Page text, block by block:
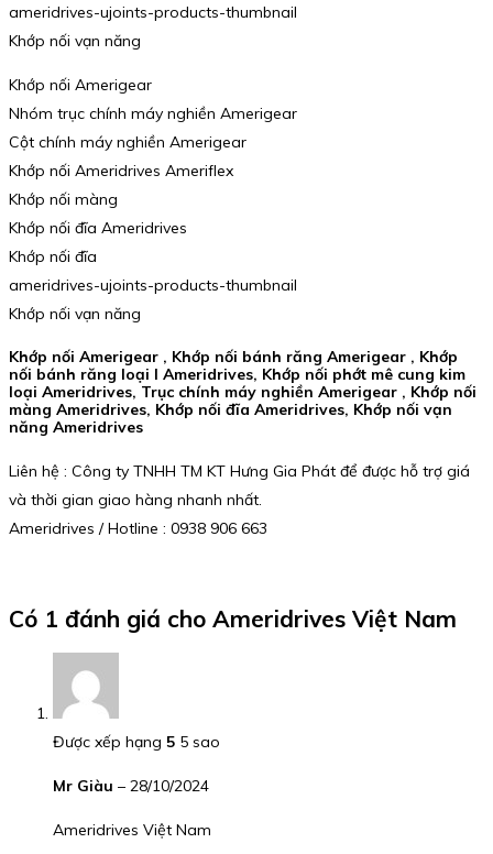
ameridrives-ujoints-products-thumbnail
Khớp nối vạn năng
Khớp nối Amerigear
Nhóm trục chính máy nghiền Amerigear
Cột chính máy nghiền Amerigear
Khớp nối Ameridrives Ameriflex
Khớp nối màng
Khớp nối đĩa Ameridrives
Khớp nối đĩa
ameridrives-ujoints-products-thumbnail
Khớp nối vạn năng
Khớp nối Amerigear , Khớp nối bánh răng Amerigear , Khớp
nối bánh răng loại I Ameridrives, Khớp nối phớt mê cung kim
loại Ameridrives, Trục chính máy nghiền Amerigear , Khớp nối
màng Ameridrives, Khớp nối đĩa Ameridrives, Khớp nối vạn
năng Ameridrives
Liên hệ : Công ty TNHH TM KT Hưng Gia Phát để được hỗ trợ giá
và thời gian giao hàng nhanh nhất.
Ameridrives / Hotline : 0938 906 663
Có 1 đánh giá cho Ameridrives Việt Nam
Được xếp hạng 5 5 sao
Mr Giàu – 28/10/2024
Ameridrives Việt Nam